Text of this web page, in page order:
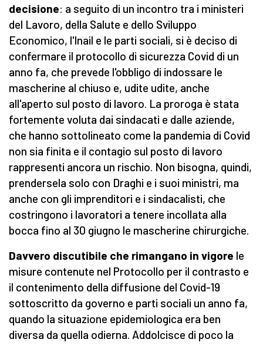
decisione: a seguito di un incontro tra i ministeri
del Lavoro, della Salute e dello Sviluppo
Economico, l'Inail e le parti sociali, si è deciso di
confermare il protocollo di sicurezza Covid di un
anno fa, che prevede l'obbligo di indossare le
mascherine al chiuso e, udite udite, anche
all'aperto sul posto di lavoro. La proroga è stata
fortemente voluta dai sindacati e dalle aziende,
che hanno sottolineato come la pandemia di Covid
non sia finita e il contagio sul posto di lavoro
rappresenti ancora un rischio. Non bisogna, quindi,
prendersela solo con Draghi e i suoi ministri, ma
anche con gli imprenditori e i sindacalisti, che
costringono i lavoratori a tenere incollata alla
bocca fino al 30 giugno le mascherine chirurgiche.
Davvero discutibile che rimangano in vigore le
misure contenute nel Protocollo per il contrasto e
il contenimento della diffusione del Covid-19
sottoscritto da governo e parti sociali un anno fa,
quando la situazione epidemiologica era ben
diversa da quella odierna. Addolcisce di poco la